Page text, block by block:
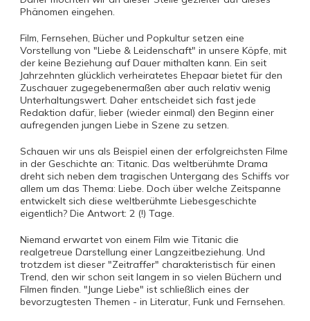
Phänomen eingehen.
Film, Fernsehen, Bücher und Popkultur setzen eine
Vorstellung von "Liebe & Leidenschaft" in unsere Köpfe, mit
der keine Beziehung auf Dauer mithalten kann. Ein seit
Jahrzehnten glücklich verheiratetes Ehepaar bietet für den
Zuschauer zugegebenermaßen aber auch relativ wenig
Unterhaltungswert. Daher entscheidet sich fast jede
Redaktion dafür, lieber (wieder einmal) den Beginn einer
aufregenden jungen Liebe in Szene zu setzen.
Schauen wir uns als Beispiel einen der erfolgreichsten Filme
in der Geschichte an: Titanic. Das weltberühmte Drama
dreht sich neben dem tragischen Untergang des Schiffs vor
allem um das Thema: Liebe. Doch über welche Zeitspanne
entwickelt sich diese weltberühmte Liebesgeschichte
eigentlich? Die Antwort: 2 (!) Tage.
Niemand erwartet von einem Film wie Titanic die
realgetreue Darstellung einer Langzeitbeziehung. Und
trotzdem ist dieser "Zeitraffer" charakteristisch für einen
Trend, den wir schon seit langem in so vielen Büchern und
Filmen finden. "Junge Liebe" ist schließlich eines der
bevorzugtesten Themen - in Literatur, Funk und Fernsehen.